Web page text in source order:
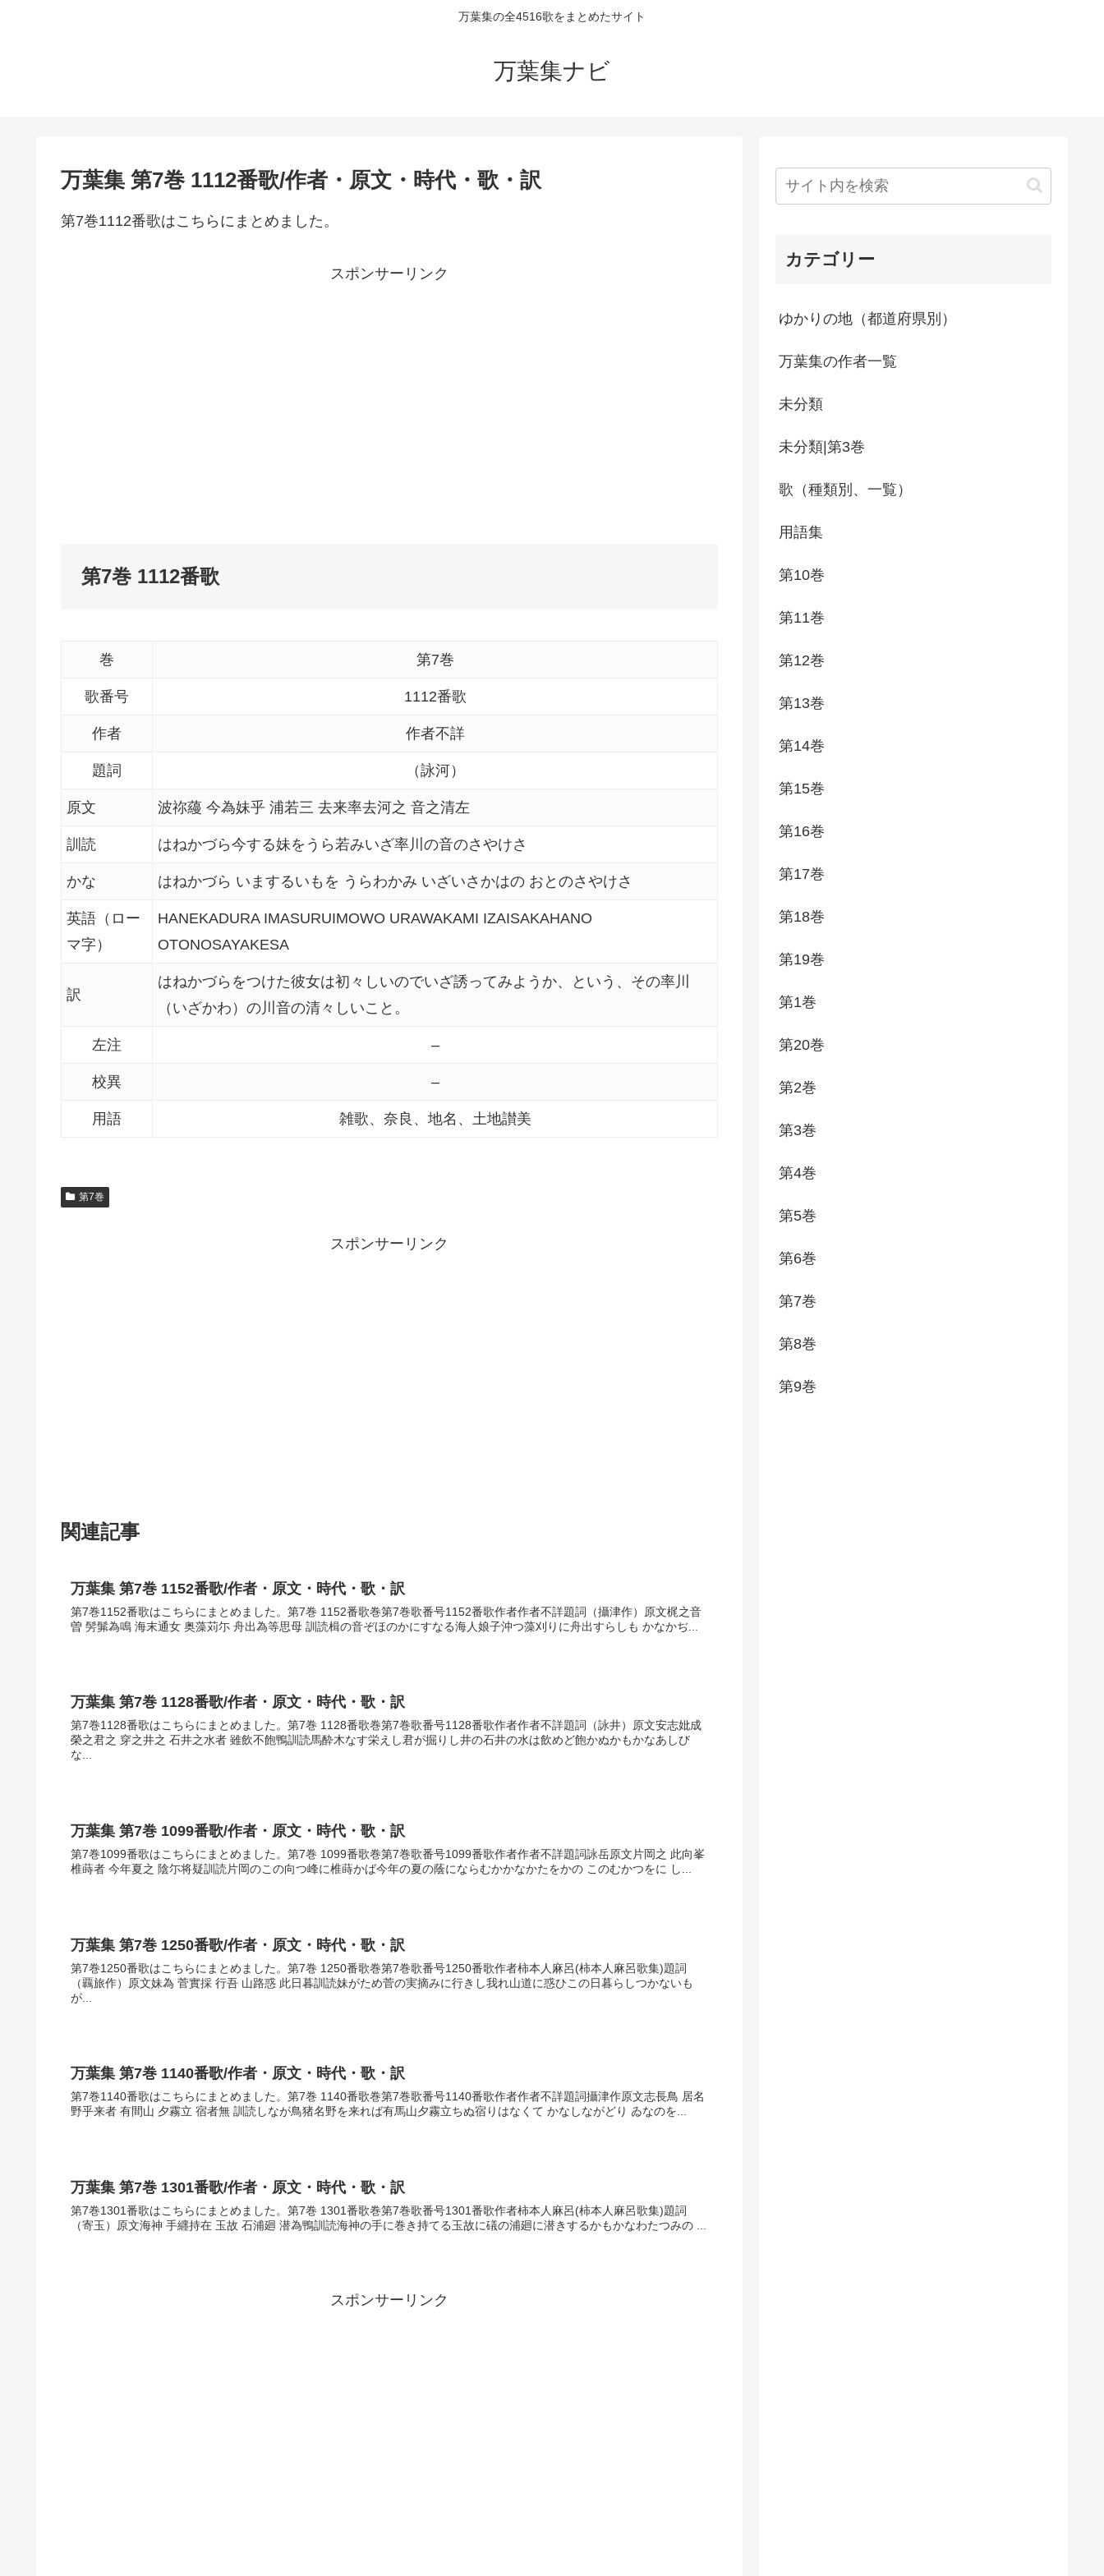
万葉集の全4516歌をまとめたサイト
万葉集ナビ
万葉集 第7巻 1112番歌/作者・原文・時代・歌・訳
第7巻1112番歌はこちらにまとめました。
スポンサーリンク
第7巻 1112番歌
巻 第7巻
歌番号 1112番歌
作者 作者不詳
題詞 （詠河）
原文 波祢蘰 今為妹乎 浦若三 去来率去河之 音之清左
訓読 はねかづら今する妹をうら若みいざ率川の音のさやけさ
かな はねかづら いまするいもを うらわかみ いざいさかはの おとのさやけさ
英語（ロー
マ字）
HANEKADURA IMASURUIMOWO URAWAKAMI IZAISAKAHANO
OTONOSAYAKESA
訳
はねかづらをつけた彼女は初々しいのでいざ誘ってみようか、という、その率川
（いざかわ）の川音の清々しいこと。
左注 –
校異 –
用語 雑歌、奈良、地名、土地讃美
第7巻
スポンサーリンク
関連記事
万葉集 第7巻 1152番歌/作者・原文・時代・歌・訳
第7巻1152番歌はこちらにまとめました。第7巻 1152番歌巻第7巻歌番号1152番歌作者作者不詳題詞（攝津作）原文梶之音
曽 髣髴為鳴 海末通女 奥藻苅尓 舟出為等思母 訓読楫の音ぞほのかにすなる海人娘子沖つ藻刈りに舟出すらしも かなかぢ...
万葉集 第7巻 1128番歌/作者・原文・時代・歌・訳
第7巻1128番歌はこちらにまとめました。第7巻 1128番歌巻第7巻歌番号1128番歌作者作者不詳題詞（詠井）原文安志妣成
榮之君之 穿之井之 石井之水者 雖飲不飽鴨訓読馬酔木なす栄えし君が掘りし井の石井の水は飲めど飽かぬかもかなあしび
な...
万葉集 第7巻 1099番歌/作者・原文・時代・歌・訳
第7巻1099番歌はこちらにまとめました。第7巻 1099番歌巻第7巻歌番号1099番歌作者作者不詳題詞詠岳原文片岡之 此向峯
椎蒔者 今年夏之 陰尓将疑訓読片岡のこの向つ峰に椎蒔かば今年の夏の蔭にならむかかなかたをかの このむかつをに し...
万葉集 第7巻 1250番歌/作者・原文・時代・歌・訳
第7巻1250番歌はこちらにまとめました。第7巻 1250番歌巻第7巻歌番号1250番歌作者柿本人麻呂(柿本人麻呂歌集)題詞
（覊旅作）原文妹為 菅實採 行吾 山路惑 此日暮訓読妹がため菅の実摘みに行きし我れ山道に惑ひこの日暮らしつかないも
が...
万葉集 第7巻 1140番歌/作者・原文・時代・歌・訳
第7巻1140番歌はこちらにまとめました。第7巻 1140番歌巻第7巻歌番号1140番歌作者作者不詳題詞攝津作原文志長鳥 居名
野乎来者 有間山 夕霧立 宿者無 訓読しなが鳥猪名野を来れば有馬山夕霧立ちぬ宿りはなくて かなしながどり ゐなのを...
万葉集 第7巻 1301番歌/作者・原文・時代・歌・訳
第7巻1301番歌はこちらにまとめました。第7巻 1301番歌巻第7巻歌番号1301番歌作者柿本人麻呂(柿本人麻呂歌集)題詞
（寄玉）原文海神 手纒持在 玉故 石浦廻 潜為鴨訓読海神の手に巻き持てる玉故に礒の浦廻に潜きするかもかなわたつみの ...
スポンサーリンク
カテゴリー
ゆかりの地（都道府県別）
万葉集の作者一覧
未分類
未分類|第3巻
歌（種類別、一覧）
用語集
第10巻
第11巻
第12巻
第13巻
第14巻
第15巻
第16巻
第17巻
第18巻
第19巻
第1巻
第20巻
第2巻
第3巻
第4巻
第5巻
第6巻
第7巻
第8巻
第9巻